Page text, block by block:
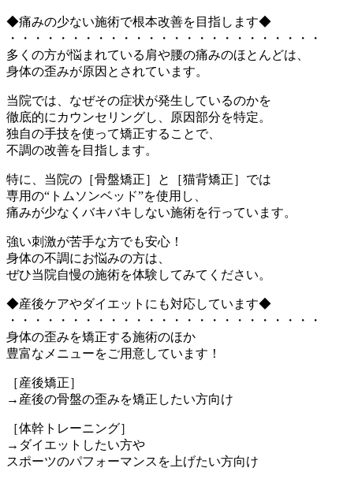
◆痛みの少ない施術で根本改善を目指します◆
・・・・・・・・・・・・・・・・・・・・・・・・・
多くの方が悩まれている肩や腰の痛みのほとんどは、
身体の歪みが原因とされています。
当院では、なぜその症状が発生しているのかを
徹底的にカウンセリングし、原因部分を特定。
独自の手技を使って矯正することで、
不調の改善を目指します。
特に、当院の［骨盤矯正］と［猫背矯正］では
専用の“トムソンベッド”を使用し、
痛みが少なくバキバキしない施術を行っています。
強い刺激が苦手な方でも安心！
身体の不調にお悩みの方は、
ぜひ当院自慢の施術を体験してみてください。
◆産後ケアやダイエットにも対応しています◆
・・・・・・・・・・・・・・・・・・・・・・・・・
身体の歪みを矯正する施術のほか
豊富なメニューをご用意しています！
［産後矯正］
→産後の骨盤の歪みを矯正したい方向け
［体幹トレーニング］
→ダイエットしたい方や
スポーツのパフォーマンスを上げたい方向け